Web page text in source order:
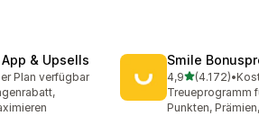
& Upsells
Plan verfügbar
Smile
4,9von 5 Sternen
(4.172)
4172 •
Treueprogramm
Punkten,